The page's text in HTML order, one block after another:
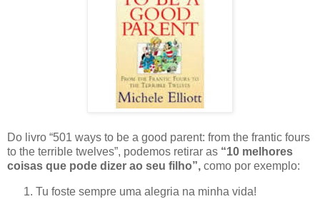
Do livro “501 ways to be a good parent: from the frantic fours
to the terrible twelves”, podemos retirar as “10 melhores
coisas que pode dizer ao seu filho”, como por exemplo:
Tu foste sempre uma alegria na minha vida!